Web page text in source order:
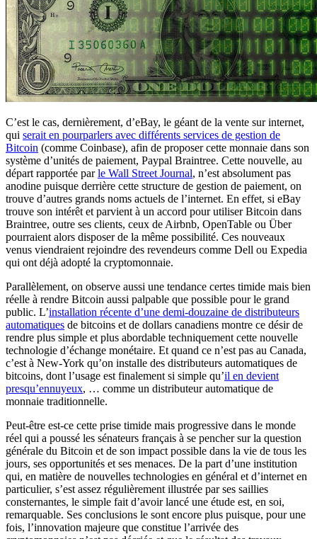
C’est le cas, dernièrement, d’eBay, le géant de la vente sur internet,
qui serait en pourparlers avec différents services de gestion de
Bitcoin (comme Coinbase), afin de proposer cette monnaie dans son
système d’unités de paiement, Paypal Braintree. Cette nouvelle, au
départ rapportée parle Wall Street Journal, n’est absolument pas
anodine puisque derrière cette structure de gestion de paiement, on
trouve d’autres grands noms actuels de l’internet. En effet, si eBay
trouve son intérêt et parvient à un accord pour utiliser Bitcoin dans
Braintree, outre ses clients, ceux de Airbnb, OpenTable ou Über
pourraient alors disposer de la même possibilité. Ces nouveaux
venus viendraient rejoindre des revendeurs comme Dell ou Expedia
qui ont déjà adopté la cryptomonnaie.
Parallèlement, on observe aussi une tendance certes timide mais bien
réelle à rendre Bitcoin aussi palpable que possible pour le grand
public. L’installation récente d’une demi-douzaine de distributeurs
automatiques de bitcoins et de dollars canadiens montre ce désir de
rendre plus simple et plus abordable techniquement cette nouvelle
technologie d’échange monétaire. Et quand ce n’est pas au Canada,
c’est à New-York qu’on installe des distributeurs automatiques de
bitcoins, dont l’usage est finalement si simple qu’il en devient
presqu’ennuyeux, … comme un distributeur automatique de
monnaie traditionnelle.
Peut-être est-ce cette prise timide mais progressive dans le monde
réel qui a poussé les sénateurs français à se pencher sur la question
générale du Bitcoin et de son impact possible dans la vie de tous les
jours, ses opportunités et ses menaces. De la part d’une institution
qui, en matière de nouvelles technologies en général et d’internet en
particulier, s’est assez régulièrement illustrée par ses saillies
consternantes, le simple fait d’avoir lancé une étude est, en soi,
remarquable. Ses conclusions le sont encore plus puisque, pour une
fois, l’innovation majeure que constitue l’arrivée des